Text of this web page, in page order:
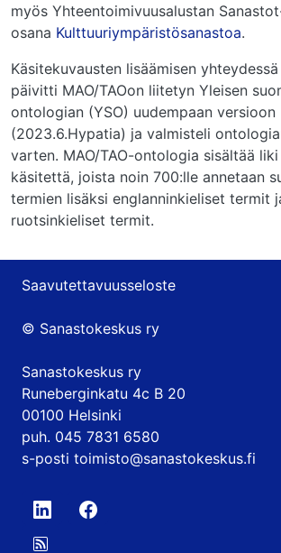
myös Yhteentoimivuusalustan
osana Kulttuuriympäristösanastoa.
Käsitekuvausten lisäämisen
päivitti MAO/TAOon liitetyn Yleisen
ontologian (YSO) uudempaan versioon
(2023.6.Hypatia) ja valmisteli
varten. MAO/TAO-ontologia sisältää
käsitettä, joista noin 700:lle annetaan
termien lisäksi englanninkieliset termit
ruotsinkieliset termit.
Saavutettavuusseloste
© Sanastokeskus ry
Sanastokeskus ry
Runeberginkatu 4c B 20
00100 Helsinki
puh. 045 7831 6580
s-posti toimisto@sanastokeskus.fi